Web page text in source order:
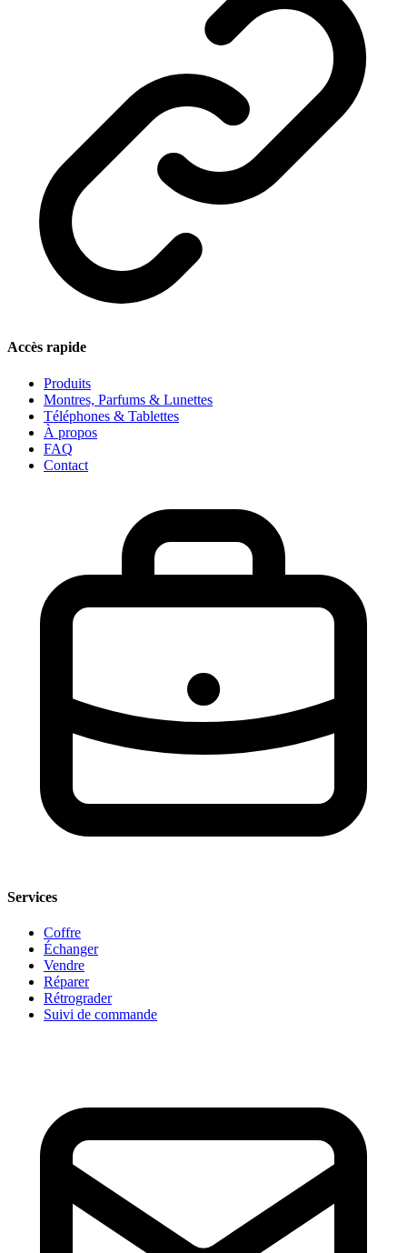
Accès rapide
Produits
Montres, Parfums & Lunettes
Téléphones & Tablettes
À propos
FAQ
Contact
Services
Coffre
Échanger
Vendre
Réparer
Rétrograder
Suivi de commande